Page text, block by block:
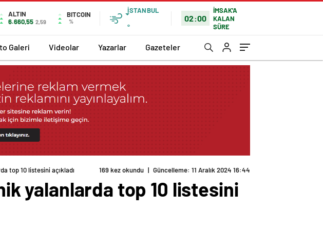
ALTIN
6.660,55 2,59
BITCOIN
%
İSTANBUL
°
02:00
İMSAK'A
KALAN
SÜRE
Galeri Videolar Yazarlar Gazeteler
top 10 listesini açıkladı 169 kez okundu | Güncelleme: 11 Aralık 2024 16:44
yalanlarda top 10 listesini